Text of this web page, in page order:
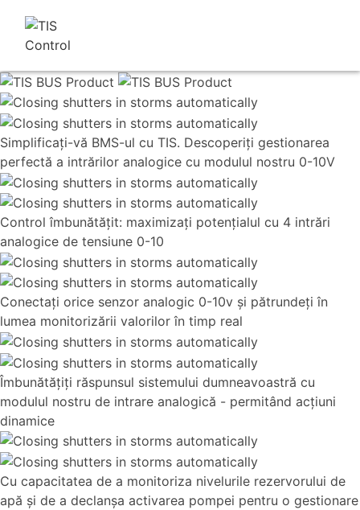
Simplificați-vă BMS-ul cu TIS. Descoperiți gestionarea
perfectă a intrărilor analogice cu modulul nostru 0-10V
Control îmbunătățit: maximizați potențialul cu 4 intrări
analogice de tensiune 0-10
Conectați orice senzor analogic 0-10v și pătrundeți în
lumea monitorizării valorilor în timp real
Îmbunătățiți răspunsul sistemului dumneavoastră cu
modulul nostru de intrare analogică - permitând acțiuni
dinamice
Cu capacitatea de a monitoriza nivelurile rezervorului de
apă și de a declanșa activarea pompei pentru o gestionare